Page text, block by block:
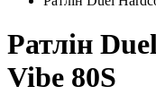
Ратлін
Vibe 80S